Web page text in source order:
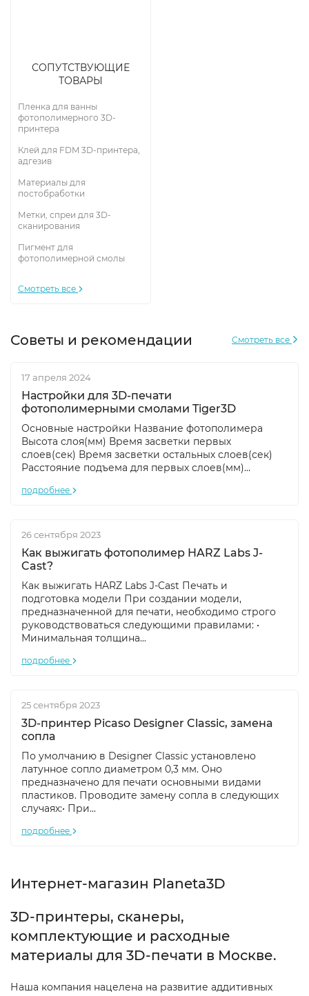
СОПУТСТВУЮЩИЕ
ТОВАРЫ
Пленка для ванны
фотополимерного 3D-
принтера
Клей для FDM 3D-принтера,
адгезив
Материалы для
постобработки
Метки, спреи для 3D-
сканирования
Пигмент для
фотополимерной смолы
Смотреть все
Советы и рекомендации Смотреть все
17 апреля 2024
Настройки для 3D-печати
фотополимерными смолами Tiger3D
Основные настройки Название фотополимера
Высота слоя(мм) Время засветки первых
слоев(сек) Время засветки остальных слоев(сек)
Расстояние подъема для первых слоев(мм)...
подробнее
26 сентября 2023
Как выжигать фотополимер HARZ Labs J-
Cast?
Как выжигать HARZ Labs J-Cast Печать и
подготовка модели При создании модели,
предназначенной для печати, необходимо строго
руководствоваться следующими правилами: •
Минимальная толщина...
подробнее
25 сентября 2023
3D-принтер Picaso Designer Classic, замена
сопла
По умолчанию в Designer Classic установлено
латунное сопло диаметром 0,3 мм. Оно
предназначено для печати основными видами
пластиков. Проводите замену сопла в следующих
случаях:• При...
подробнее
Интернет-магазин Planeta3D
3D-принтеры, сканеры,
комплектующие и расходные
материалы для 3D-печати в Москве.
Наша компания нацелена на развитие аддитивных